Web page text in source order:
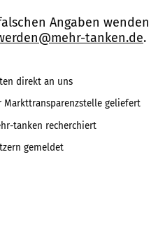
Angaben wenden
tanken.de.
direkt an uns
Markttransparenzstelle geliefert
tanken recherchiert
gemeldet